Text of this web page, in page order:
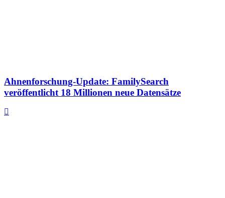
Ahnenforschung-Update: FamilySearch
veröffentlicht 18 Millionen neue Datensätze